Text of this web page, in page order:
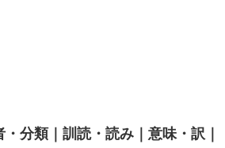
分類｜訓読・読み｜意味・訳｜